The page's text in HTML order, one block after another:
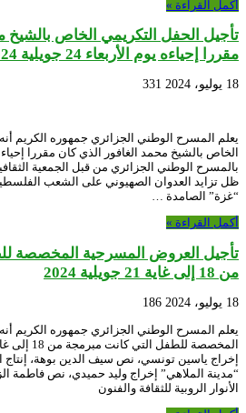
أكمل القراءة »
تأجيل الحفل التكريمي الخاص بالشيخ
مقررا إحياءه يوم الأربعاء 24 جويلية 2024
18 يوليو، 2024 331
يعلم المسرح الوطني الجزائري جمهوره الكريم
بالمسرح الوطني الجزائري من قبل الجمعية الثقافية
ظل تزايد العدوان الصهيوني على الشعب
“غزة” الصامدة …
أكمل القراءة »
تأجيل العروض المسرحية المخصصة
من 18 إلى غاية 21 جويلية 2024
18 يوليو، 2024
186
يعلم المسرح الوطني الجزائري جمهوره الكريم
إخراج ياسين تونسي، نص سيف الدين بوهة،
“مدينة الملاهي” إخراج وليد حميدي، نص فاطمة
الأنوار الروبية للثقافة والفنون